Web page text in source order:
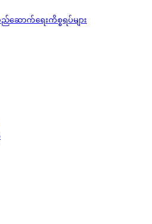
ောက်‌ရေးကိစ္စရပ်များ